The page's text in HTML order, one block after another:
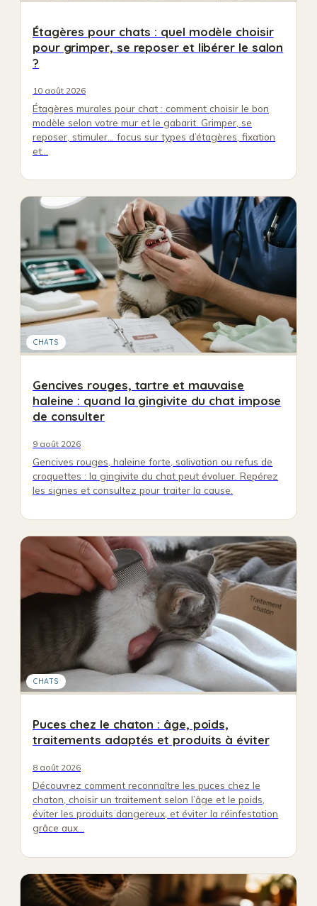
Étagères pour chats : quel modèle choisir
pour grimper, se reposer et libérer le salon
?
10 août 2026
Étagères murales pour chat : comment choisir le bon
modèle selon votre mur et le gabarit. Grimper, se
reposer, stimuler… focus sur types d’étagères, fixation
et…
CHATS
Gencives rouges, tartre et mauvaise
haleine : quand la gingivite du chat impose
de consulter
9 août 2026
Gencives rouges, haleine forte, salivation ou refus de
croquettes : la gingivite du chat peut évoluer. Repérez
les signes et consultez pour traiter la cause.
CHATS
Puces chez le chaton : âge, poids,
traitements adaptés et produits à éviter
8 août 2026
Découvrez comment reconnaître les puces chez le
chaton, choisir un traitement selon l’âge et le poids,
éviter les produits dangereux, et éviter la réinfestation
grâce aux…